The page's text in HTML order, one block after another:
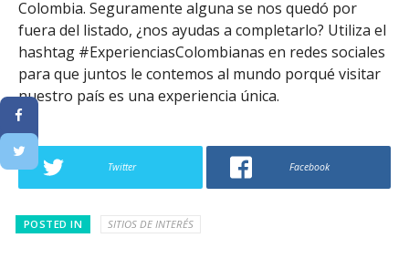
Colombia. Seguramente alguna se nos quedó por
fuera del listado, ¿nos ayudas a completarlo? Utiliza el
hashtag #ExperienciasColombianas en redes sociales
para que juntos le contemos al mundo porqué visitar
nuestro país es una experiencia única.
Twitter Facebook
POSTED IN SITIOS DE INTERÉS